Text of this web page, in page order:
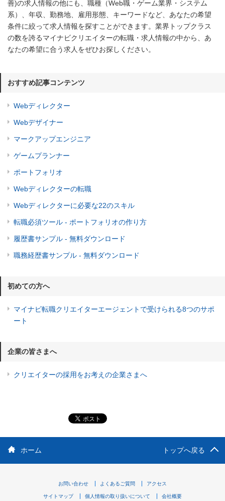
善)の求人情報の他にも、職種（Web職・ゲーム業界・システム
系）、年収、勤務地、雇用形態、キーワードなど、あなたの希望
条件に絞って求人情報を探すことができます。業界トップクラス
の数を誇るマイナビクリエイターの転職・求人情報の中から、あ
なたの希望に合う求人をぜひお探しください。
おすすめ記事コンテンツ
Webディレクター
Webデザイナー
マークアップエンジニア
ゲームプランナー
ポートフォリオ
Webディレクターの転職
Webディレクターに必要な22のスキル
転職必須ツール - ポートフォリオの作り方
履歴書サンプル - 無料ダウンロード
職務経歴書サンプル - 無料ダウンロード
初めての方へ
マイナビ転職クリエイターエージェントで受けられる8つのサポ
ート
企業の皆さまへ
クリエイターの採用をお考えの企業さまへ
ホーム トップへ戻る
お問い合わせ よくあるご質問 アクセス
サイトマップ 個人情報の取り扱いについて 会社概要